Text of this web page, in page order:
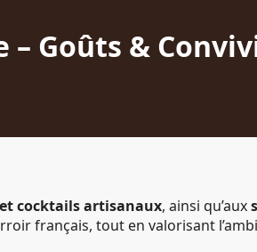
– Goûts &
cocktails artisanaux, ainsi qu’aux
français, tout en valorisant